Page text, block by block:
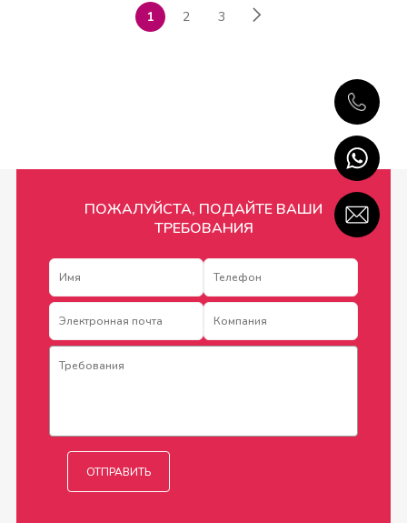
1 2 3
ПОЖАЛУЙСТА, ПОДАЙТЕ ВАШИ
ТРЕБОВАНИЯ